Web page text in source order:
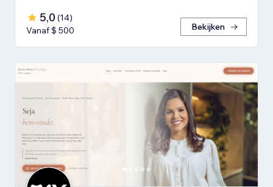
5,0 (14)
Vanaf $ 500
Bekijken